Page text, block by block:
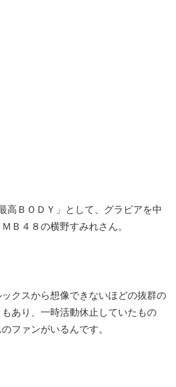
高ＢＯＤＹ」として、グラビアを中
Ｂ４８の横野すみれさん。
クスから想像できないほどの抜群の
あり、一時活動休止していたもの
ファンがいるんです。